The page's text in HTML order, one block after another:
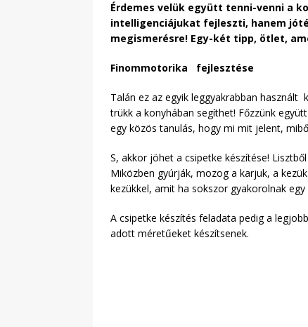
Érdemes velük együtt tenni-venni a
intelligenciájukat fejleszti, hanem
megismerésre! Egy-két tipp, ötlet,
Finommotorika fejlesztése
Talán ez az egyik leggyakrabban
trükk a konyhában segíthet! Főzzünk
egy közös tanulás, hogy mi mit jelent,
S, akkor jöhet a csipetke készítése!
Miközben gyúrják, mozog a karjuk, a
kezükkel, amit ha sokszor gyakorolnak egy
A csipetke készítés feladata pedig a
adott méretűeket készítsenek.